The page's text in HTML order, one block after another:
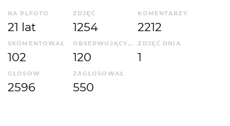
NA PLFOTO
21 lat
ZDJĘĆ
1254
KOMENTARZY
2212
SKOMENTOWAŁ
102
OBSERWUJĄCYCH
120
ZDJĘĆ DNIA
1
GŁOSÓW
2596
ZAGŁOSOWAŁ
550